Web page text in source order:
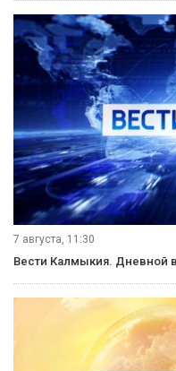
7 августа, 11:30
Вести Калмыкия. Дневной